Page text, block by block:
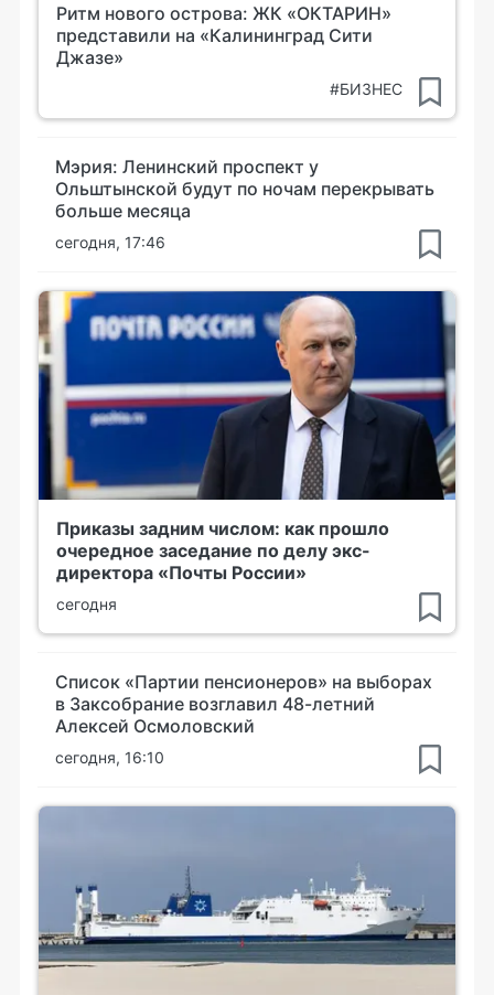
Ритм нового острова: ЖК «ОКТАРИН»
представили на «Калининград Сити
Джазе»
#БИЗНЕС
Мэрия: Ленинский проспект у
Ольштынской будут по ночам перекрывать
больше месяца
сегодня, 17:46
Приказы задним числом: как прошло
очередное заседание по делу экс-
директора «Почты России»
сегодня
Список «Партии пенсионеров» на выборах
в Заксобрание возглавил 48-летний
Алексей Осмоловский
сегодня, 16:10